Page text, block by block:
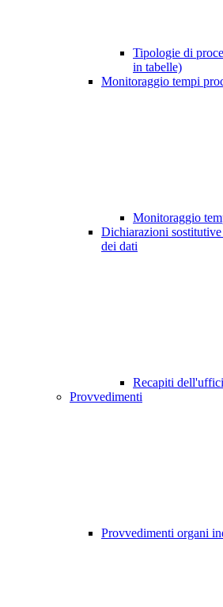
Tipologie di
in tabelle)
Monitoraggio tempi
Monitoraggio
Dichiarazioni
dei dati
Recapiti
Provvedimenti
Provvedimenti organi